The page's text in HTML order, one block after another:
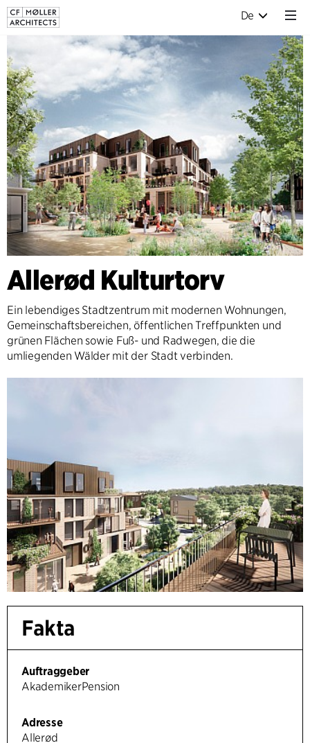
De
Allerød Kulturtorv
Ein lebendiges Stadtzentrum mit modernen Wohnungen,
Gemeinschaftsbereichen, öffentlichen Treffpunkten und
grünen Flächen sowie Fuß- und Radwegen, die die
umliegenden Wälder mit der Stadt verbinden.
Fakta
Auftraggeber
AkademikerPension
Adresse
Allerød